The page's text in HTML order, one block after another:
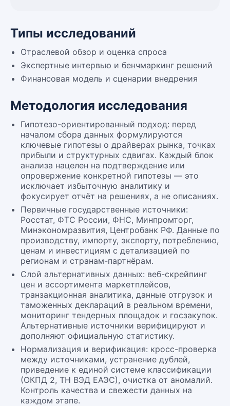
Типы исследований
Отраслевой обзор и оценка спроса
Экспертные интервью и бенчмаркинг решений
Финансовая модель и сценарии внедрения
Методология исследования
Гипотезо-ориентированный подход: перед
началом сбора данных формулируются
ключевые гипотезы о драйверах рынка, точках
прибыли и структурных сдвигах. Каждый блок
анализа нацелен на подтверждение или
опровержение конкретной гипотезы — это
исключает избыточную аналитику и
фокусирует отчёт на решениях, а не описаниях.
Первичные государственные источники:
Росстат, ФТС России, ФНС, Минпромторг,
Минэкономразвития, Центробанк РФ. Данные по
производству, импорту, экспорту, потреблению,
ценам и инвестициям с детализацией по
регионам и странам-партнёрам.
Слой альтернативных данных: веб-скрейпинг
цен и ассортимента маркетплейсов,
транзакционная аналитика, данные отгрузок и
таможенных деклараций в реальном времени,
мониторинг тендерных площадок и госзакупок.
Альтернативные источники верифицируют и
дополняют официальную статистику.
Нормализация и верификация: кросс-проверка
между источниками, устранение дублей,
приведение к единой системе классификации
(ОКПД 2, ТН ВЭД ЕАЭС), очистка от аномалий.
Контроль качества и свежести данных на
каждом этапе.